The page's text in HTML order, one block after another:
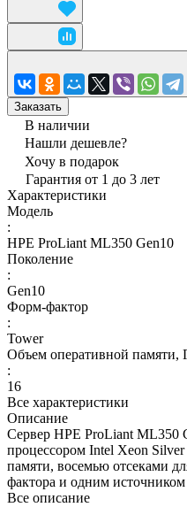
Заказать
В наличии
Нашли дешевле?
Хочу в подарок
Гарантия от 1 до 3 лет
Характеристики
Модель
:
HPE ProLiant ML350 Gen10
Поколение
:
Gen10
Форм-фактор
:
Tower
Объем оперативной памяти,
:
16
Все характеристики
Описание
Сервер HPE ProLiant ML350
процессором Intel Xeon
памяти, восемью отсеками
фактора и одним
Все описание